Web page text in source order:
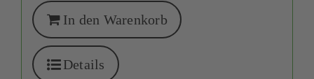
In den Warenkorb
Details